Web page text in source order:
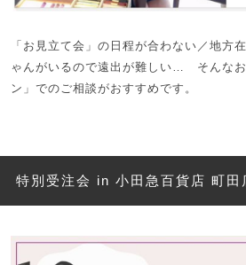
「お見立て会」の日程が合わない／地方
ゃんがいるので遠出が難しい… そんなお
ン」でのご相談がおすすめです。
特別受注会 in 小田急百貨店 町田